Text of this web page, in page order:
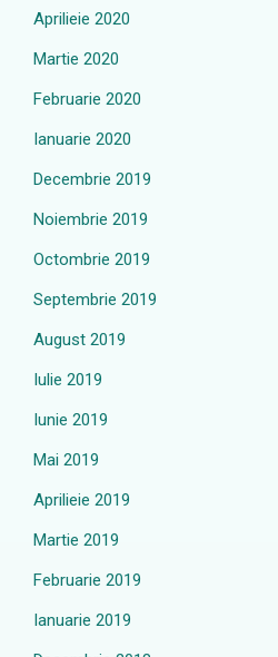
Aprilieie 2020
Martie 2020
Februarie 2020
Ianuarie 2020
Decembrie 2019
Noiembrie 2019
Octombrie 2019
Septembrie 2019
August 2019
Iulie 2019
Iunie 2019
Mai 2019
Aprilieie 2019
Martie 2019
Februarie 2019
Ianuarie 2019